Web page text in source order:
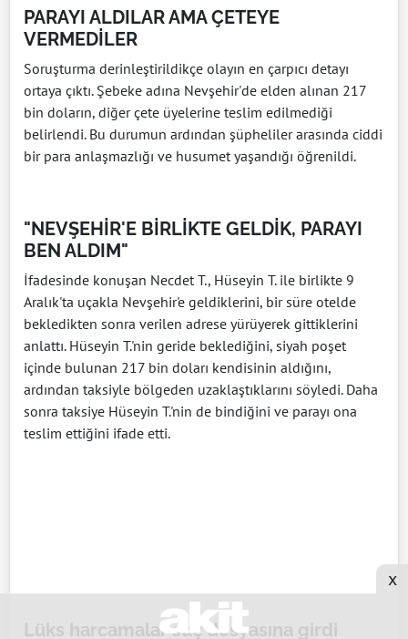
PARAYI ALDILAR AMA ÇETEYE
VERMEDİLER
Soruşturma derinleştirildikçe olayın en çarpıcı detayı
ortaya çıktı. Şebeke adına Nevşehir'de elden alınan 217
bin doların, diğer çete üyelerine teslim edilmediği
belirlendi. Bu durumun ardından şüpheliler arasında ciddi
bir para anlaşmazlığı ve husumet yaşandığı öğrenildi.
"NEVŞEHİR'E BİRLİKTE GELDİK, PARAYI
BEN ALDIM"
İfadesinde konuşan Necdet T., Hüseyin T. ile birlikte 9
Aralık'ta uçakla Nevşehir'e geldiklerini, bir süre otelde
bekledikten sonra verilen adrese yürüyerek gittiklerini
anlattı. Hüseyin T.'nin geride beklediğini, siyah poşet
içinde bulunan 217 bin doları kendisinin aldığını,
ardından taksiyle bölgeden uzaklaştıklarını söyledi. Daha
sonra taksiye Hüseyin T.'nin de bindiğini ve parayı ona
teslim ettiğini ifade etti.
Lüks harcamalar suç dosyasına girdi
x